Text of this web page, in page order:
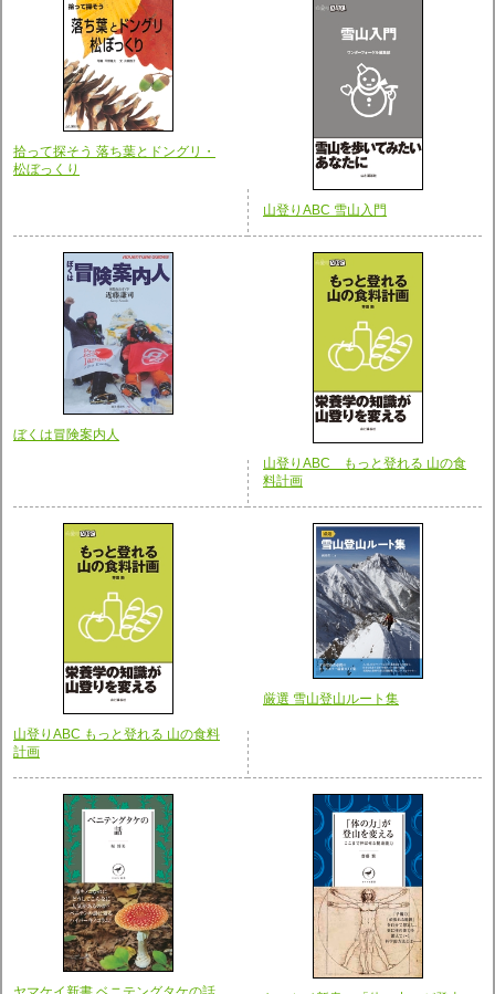
拾って探そう 落ち葉とドングリ・
松ぼっくり
山登りABC 雪山入門
ぼくは冒険案内人
山登りABC もっと登れる 山の食
料計画
山登りABC もっと登れる 山の食料
計画
厳選 雪山登山ルート集